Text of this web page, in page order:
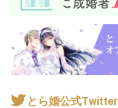
とら婚公式Twitter